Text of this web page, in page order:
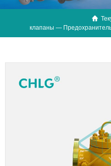

клапаны —